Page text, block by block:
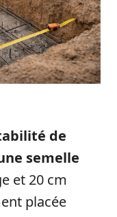
de
semelle
et 20 cm
placée